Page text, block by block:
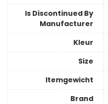
Is Discontinued By
Manufacturer
Kleur
Size
Itemgewicht
Brand